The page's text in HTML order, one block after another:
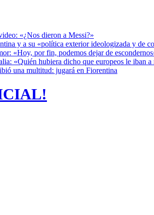
«¿Nos dieron a Messi?»
y a su «política exterior ideologizada y de
«Hoy, por fin, podemos dejar de
«Quién hubiera dicho que europeos le iban a
una multitud: jugará en Fiorentina